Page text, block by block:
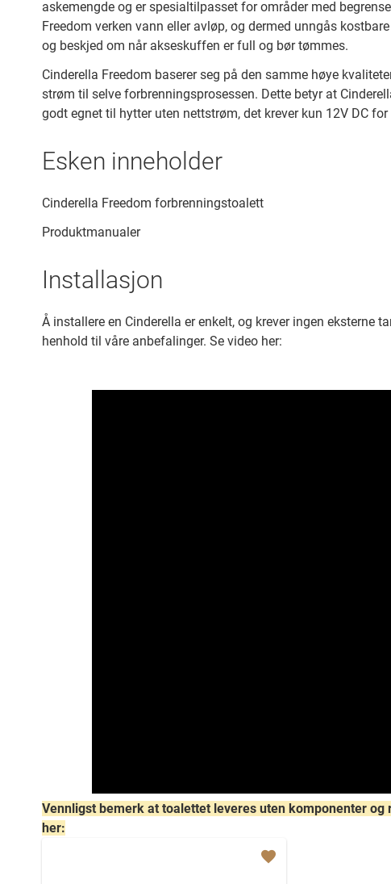
askemengde og er spesialtilpasset for områder med
Freedom verken vann eller avløp, og dermed unngås
og beskjed om når akseskuffen er full og bør tømmes.
Cinderella Freedom baserer seg på den samme høye
strøm til selve forbrenningsprosessen. Dette betyr at
godt egnet til hytter uten nettstrøm, det krever kun 12V DC
Esken inneholder
Cinderella Freedom forbrenningstoalett
Produktmanualer
Installasjon
Å installere en Cinderella er enkelt, og krever ingen
henhold til våre anbefalinger. Se video her:
Vennligst bemerk at toalettet leveres uten komponenter
her: